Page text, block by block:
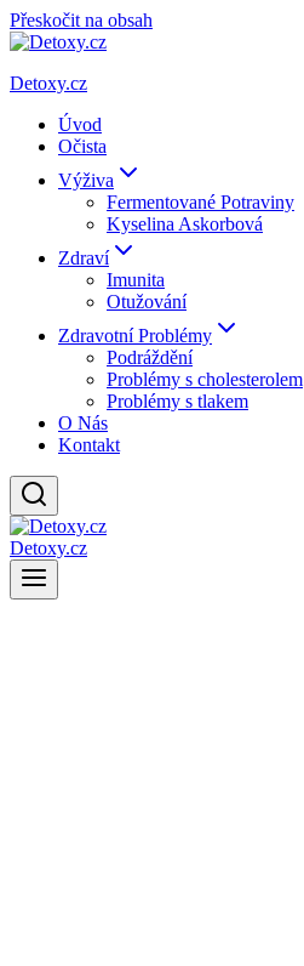
Přeskočit na obsah
Detoxy.cz
Úvod
Očista
Výživa
Fermentované Potraviny
Kyselina Askorbová
Zdraví
Imunita
Otužování
Zdravotní Problémy
Podráždění
Problémy s cholesterolem
Problémy s tlakem
O Nás
Kontakt
Detoxy.cz